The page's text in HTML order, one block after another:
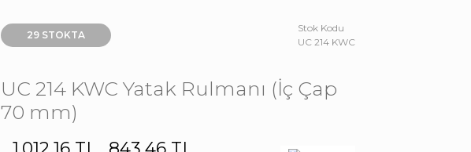
29 STOKTA
Stok Kodu
UC 214 KWC
UC 214 KWC Yatak Rulmanı (İç Çap
70 mm)